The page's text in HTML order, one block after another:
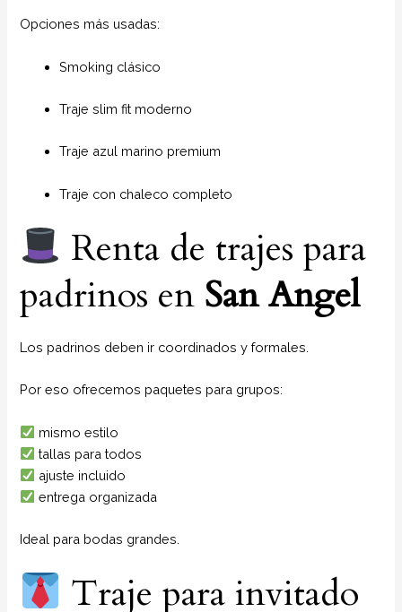
Opciones más usadas:
Smoking clásico
Traje slim fit moderno
Traje azul marino premium
Traje con chaleco completo
Renta de trajes para
padrinos en San Angel
Los padrinos deben ir coordinados y formales.
Por eso ofrecemos paquetes para grupos:
mismo estilo
tallas para todos
ajuste incluido
entrega organizada
Ideal para bodas grandes.
Traje para invitado